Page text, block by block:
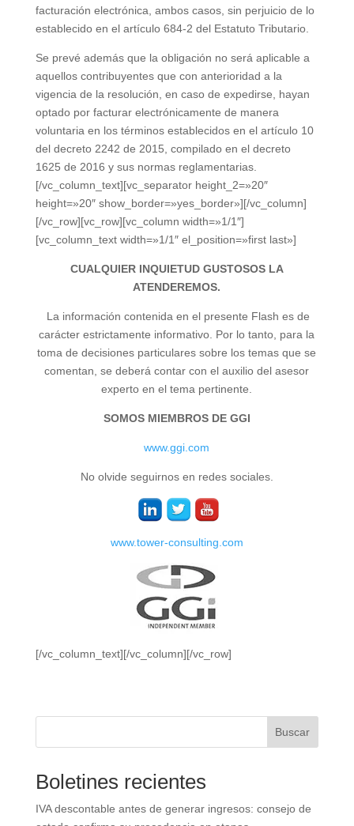
facturación electrónica, ambos casos, sin perjuicio de lo
establecido en el artículo 684-2 del Estatuto Tributario.
Se prevé además que la obligación no será aplicable a
aquellos contribuyentes que con anterioridad a la
vigencia de la resolución, en caso de expedirse, hayan
optado por facturar electrónicamente de manera
voluntaria en los términos establecidos en el artículo 10
del decreto 2242 de 2015, compilado en el decreto
1625 de 2016 y sus normas reglamentarias.
[/vc_column_text][vc_separator height_2=»20″
height=»20″ show_border=»yes_border»][/vc_column]
[/vc_row][vc_row][vc_column width=»1/1″]
[vc_column_text width=»1/1″ el_position=»first last»]
CUALQUIER INQUIETUD GUSTOSOS LA
ATENDEREMOS.
La información contenida en el presente Flash es de
carácter estrictamente informativo. Por lo tanto, para la
toma de decisiones particulares sobre los temas que se
comentan, se deberá contar con el auxilio del asesor
experto en el tema pertinente.
SOMOS MIEMBROS DE GGI
www.ggi.com
No olvide seguirnos en redes sociales.
www.tower-consulting.com
[/vc_column_text][/vc_column][/vc_row]
Buscar
Boletines recientes
IVA descontable antes de generar ingresos: consejo de